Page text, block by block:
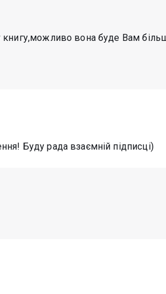
вона буде Вам
Буду рада взаємній підписці)